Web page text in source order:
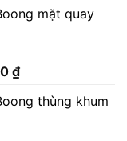
mặt quay
₫Giá
tại thùng khum